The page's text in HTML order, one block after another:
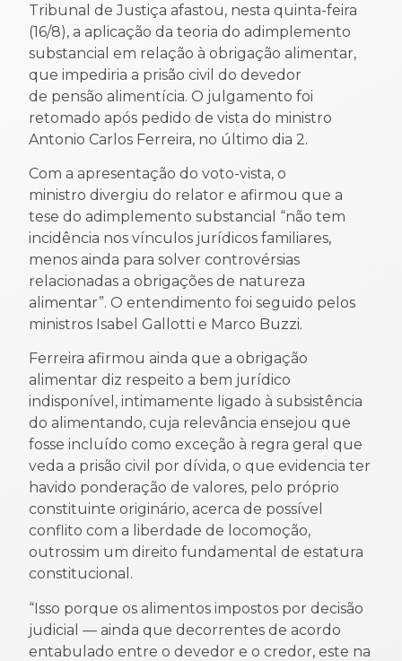
Tribunal de Justiça afastou, nesta quinta-feira
(16/8), a aplicação da teoria do adimplemento
substancial em relação à obrigação alimentar,
que impediria a prisão civil do devedor
de pensão alimentícia. O julgamento foi
retomado após pedido de vista do ministro
Antonio Carlos Ferreira, no último dia 2.
Com a apresentação do voto-vista, o
ministro divergiu do relator e afirmou que a
tese do adimplemento substancial “não tem
incidência nos vínculos jurídicos familiares,
menos ainda para solver controvérsias
relacionadas a obrigações de natureza
alimentar”. O entendimento foi seguido pelos
ministros Isabel Gallotti e Marco Buzzi.
Ferreira afirmou ainda que a obrigação
alimentar diz respeito a bem jurídico
indisponível, intimamente ligado à subsistência
do alimentando, cuja relevância ensejou que
fosse incluído como exceção à regra geral que
veda a prisão civil por dívida, o que evidencia ter
havido ponderação de valores, pelo próprio
constituinte originário, acerca de possível
conflito com a liberdade de locomoção,
outrossim um direito fundamental de estatura
constitucional.
“Isso porque os alimentos impostos por decisão
judicial — ainda que decorrentes de acordo
entabulado entre o devedor e o credor, este na